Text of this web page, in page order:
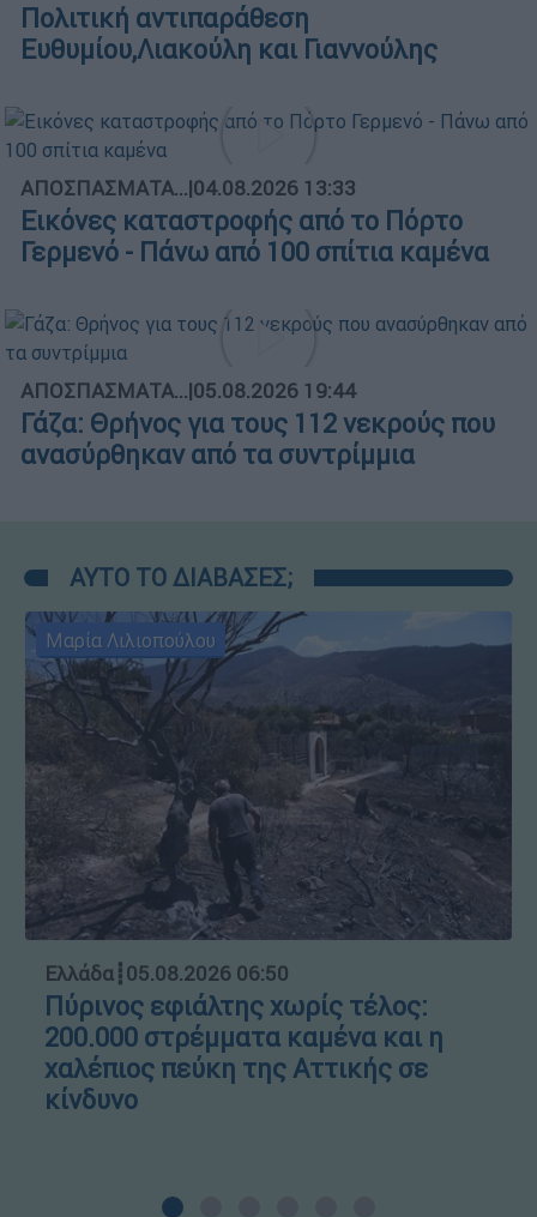
Πολιτική αντιπαράθεση
Ευθυμίου,Λιακούλη και Γιαννούλης
ΑΠΟΣΠΑΣΜΑΤΑ...|04.08.2026 13:33
Εικόνες καταστροφής από το Πόρτο
Γερμενό - Πάνω από 100 σπίτια καμένα
ΑΠΟΣΠΑΣΜΑΤΑ...|05.08.2026 19:44
Γάζα: Θρήνος για τους 112 νεκρούς που
ανασύρθηκαν από τα συντρίμμια
ΑΥΤΟ ΤΟ ΔΙΑΒΑΣΕΣ;
Μαρία Λιλιοπούλου
Ελλάδα┋05.08.2026 06:50
Πύρινος εφιάλτης χωρίς τέλος:
200.000 στρέμματα καμένα και η
χαλέπιος πεύκη της Αττικής σε
κίνδυνο